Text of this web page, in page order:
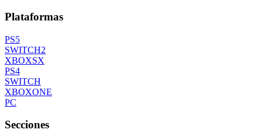
Plataformas
PS5
SWITCH2
XBOXSX
PS4
SWITCH
XBOXONE
PC
Secciones